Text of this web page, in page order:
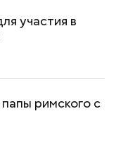
участия в
римского с